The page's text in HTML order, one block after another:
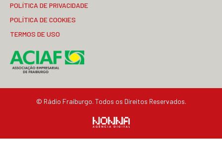
POLÍTICA DE PRIVACIDADE
POLÍTICA DE COOKIES
TERMOS DE USO
© Rádio Fraiburgo. Todos os Direitos Reservados.